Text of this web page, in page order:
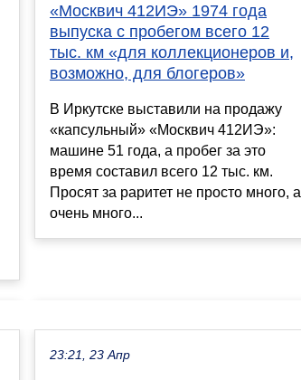
«Москвич 412ИЭ» 1974 года
выпуска с пробегом всего 12
тыс. км «для коллекционеров и,
возможно, для блогеров»
В Иркутске выставили на продажу
«капсульный» «Москвич 412ИЭ»:
машине 51 года, а пробег за это
время составил всего 12 тыс. км.
Просят за раритет не просто много, а
очень много...
23:21, 23 Апр